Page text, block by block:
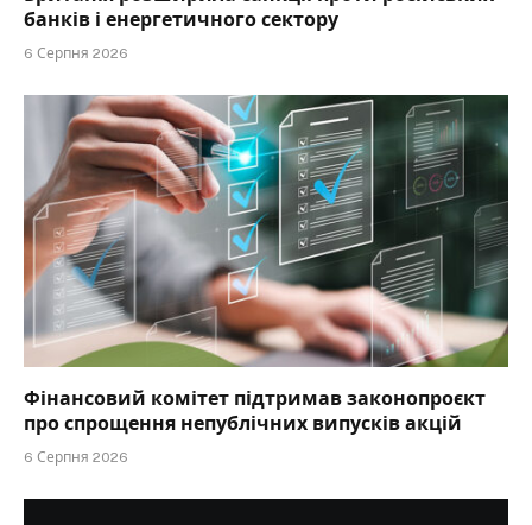
банків і енергетичного сектору
6 Серпня 2026
Фінансовий комітет підтримав законопроєкт
про спрощення непублічних випусків акцій
6 Серпня 2026